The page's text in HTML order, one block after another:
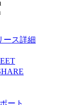
ース詳細